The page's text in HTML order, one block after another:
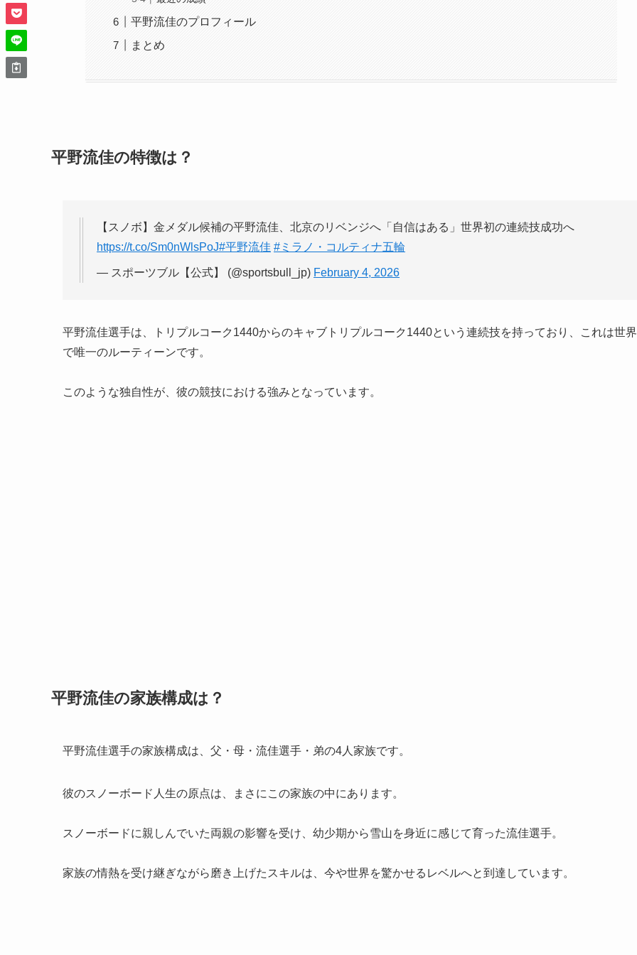
平野流佳のプロフィール
まとめ
平野流佳の特徴は？
【スノボ】金メダル候補の平野流佳、北京のリベンジへ「自信はある」世界初の連続技成功へ
https://t.co/Sm0nWlsPoJ#平野流佳 #ミラノ・コルティナ五輪
— スポーツブル【公式】 (@sportsbull_jp) February 4, 2026
平野流佳選手は、トリプルコーク1440からのキャブトリプルコーク1440という連続技を持っており、これは世界
で唯一のルーティーンです。
このような独自性が、彼の競技における強みとなっています。
平野流佳の家族構成は？
平野流佳選手の家族構成は、父・母・流佳選手・弟の4人家族です。
彼のスノーボード人生の原点は、まさにこの家族の中にあります。
スノーボードに親しんでいた両親の影響を受け、幼少期から雪山を身近に感じて育った流佳選手。
家族の情熱を受け継ぎながら磨き上げたスキルは、今や世界を驚かせるレベルへと到達しています。